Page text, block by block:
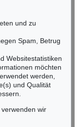
und zu
Spam, Betrug
Websitestatistiken
möchten
werden,
und Qualität
verwenden wir